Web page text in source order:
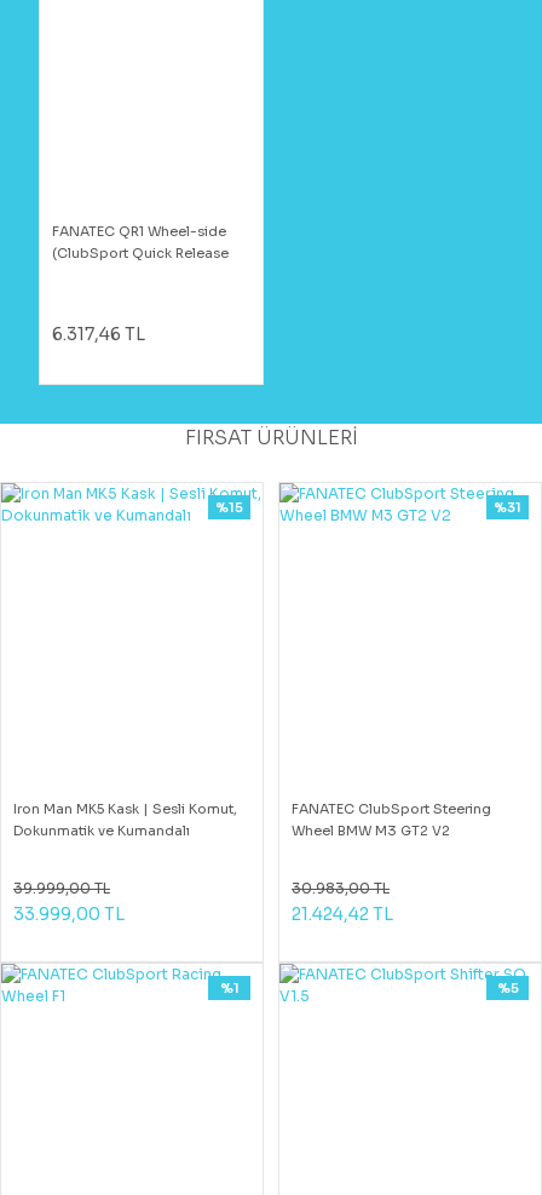
FANATEC QR1 Wheel-side
(ClubSport Quick Release
6.317,46 TL
FIRSAT ÜRÜNLERİ
Iron Man MK5 Kask | Sesli Komut,
Dokunmatik ve Kumandalı
%15
39.999,00 TL
33.999,00 TL
FANATEC ClubSport Steering
Wheel BMW M3 GT2 V2
%31
30.983,00 TL
21.424,42 TL
%1 %5